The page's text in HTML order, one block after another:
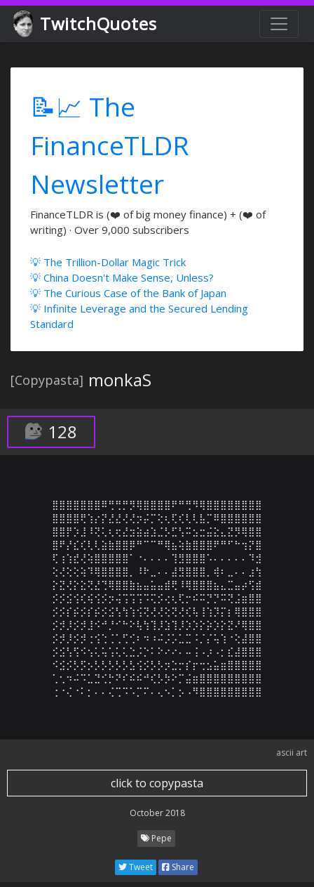
TwitchQuotes
📝📈 The
FinanceTLDR
Newsletter
FinanceTLDR is (❤️ of big money finance) + (❤️ of
writing) · Over 9,000 subscribers
💡 The Trillion-Dollar Magic Trick
💡 China Doesn't Make Sense, Unless?
💡 The Curious Case of the Bank of Japan
💡 Infinite Leverage and the Secured Lending
Standard
[Copypasta] monkaS
128
⣿⣿⣿⣿⣿⣿⣿⠿⢛⢛⡛⡻⢿⣿⣿⣿⣿⠟⠛⢛⠻⢿⣿⣿⣿⣿⣿⣿⣿⣿
⣿⣿⣿⣿⢟⢱⡔⡝⣜⣜⢜⢜⡲⡬⡉⢕⢆⢏⢎⢇⢇⣧⡉⠿⣿⣿⣿⣿⣿⣿
⣿⣿⡟⡱⣸⠸⢝⢅⢆⢖⣜⣲⣵⣴⣱⣈⡣⣋⢣⠭⣢⣒⣬⣕⣄⣝⡻⢿⣿⣿
⣿⠟⡜⣎⢎⢇⢇⣵⣷⣿⣿⡿⠛⠉⠉⠛⢿⣦⢵⣷⣿⣿⣿⠟⠛⠋⠓⢲⡝⣿
⢏⢰⢱⣞⢜⢵⣿⣿⣿⣿⣿⠁⠐⠄⠄⠄⠄⢹⣻⣿⣿⣿⠡⠄⠄⠄⠄⠄⠹⣺
⢕⢜⢕⢕⢵⠹⢿⣿⣿⣿⣿⡀⠸⠗⣀⠄⠄⣼⣻⣿⣿⣿⡀⢾⠆⣀⠄⠄⣰⢳
⡕⣝⢜⡕⣕⢝⣜⢙⢿⣿⣿⣷⣦⣤⣥⣤⣾⢟⠸⢿⣿⣿⣿⣦⣄⣉⣤⡴⢫⣾
⡪⡪⣪⢪⢎⢮⢪⡪⡲⢬⢩⢩⢩⠩⢍⡪⢔⢆⢏⡒⠮⠭⡙⡙⠭⢝⣨⣶⣿⣿
⡪⡪⡎⡮⡪⡎⡮⡪⣪⢣⢳⢱⢪⢝⢜⢜⢕⢝⢜⢎⢧⢸⢱⡹⡍⡆⢿⣿⣿⣿
⡪⡺⡸⡪⡺⣸⠪⠚⡘⠊⠓⠕⢧⢳⢹⡸⣱⢹⡸⡱⡱⡕⡵⡱⡕⣝⠜⢿⣿⣿
⡪⡺⡸⡪⡺⢐⢪⢑⢈⢁⢋⢊⠆⠲⠰⠬⡨⡡⣁⣉⠨⡈⡌⢥⢱⠐⢕⣼⣿⣿
⡪⣪⢣⢫⠪⢢⢅⢥⢡⢅⢅⣑⡨⡑⠅⠕⠔⠔⠄⠤⢨⠠⡰⠠⡂⣎⣼⣿⣿⣿
⠪⣪⡪⡣⡫⡢⡣⡣⡣⡣⡣⣣⢪⡪⡣⡣⡲⣑⡒⡎⡖⢒⣢⣥⣶⣿⣿⣿⣿⣿
⢁⢂⠲⠬⠩⣁⣙⢊⡓⠝⠎⠮⠮⠚⢎⡣⡳⠕⡉⣬⣶⣿⣿⣿⣿⣿⣿⣿⣿⣿
⢐⠐⢌⠐⠅⡂⠄⠄⢌⢉⠩⠡⡉⠍⠄⢄⠢⡁⡢⠠⠻⣿⣿⣿⣿⣿⣿⣿⣿⣿
ascii art
click to copypasta
October 2018
Pepe
Tweet Share